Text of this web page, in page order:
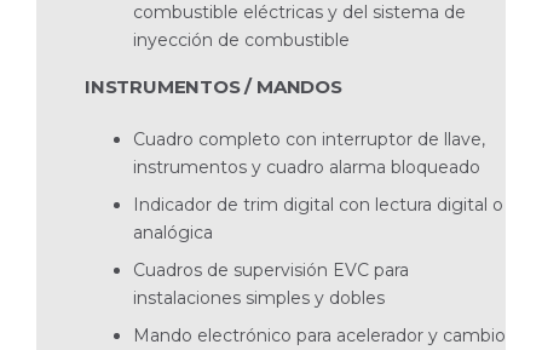
combustible eléctricas y del sistema de
inyección de combustible
INSTRUMENTOS / MANDOS
Cuadro completo con interruptor de llave,
instrumentos y cuadro alarma bloqueado
Indicador de trim digital con lectura digital o
analógica
Cuadros de supervisión EVC para
instalaciones simples y dobles
Mando electrónico para acelerador y cambio